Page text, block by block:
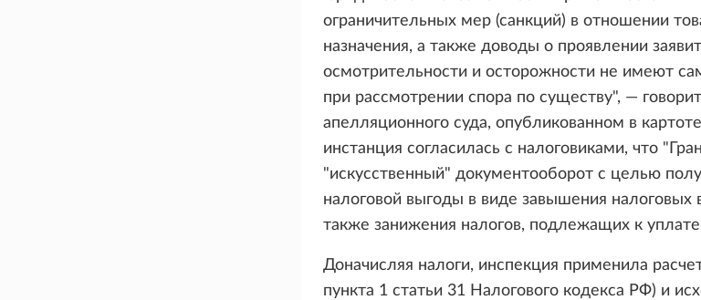
ограничительных мер (санкций) в отношении
назначения, а также доводы о проявлении
осмотрительности и осторожности не имеют
при рассмотрении спора по существу", —
апелляционного суда, опубликованном в
инстанция согласилась с налоговиками, что
"искусственный" документооборот с целью
налоговой выгоды в виде завышения налоговых
также занижения налогов, подлежащих к
Доначисляя налоги, инспекция применила
пункта 1 статьи 31 Налогового кодекса РФ) и